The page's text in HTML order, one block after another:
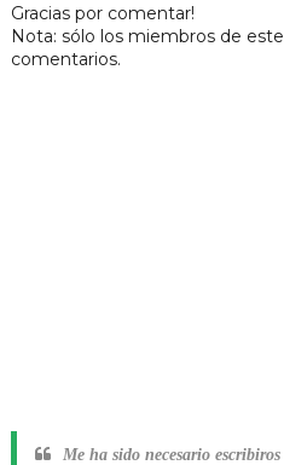
Gracias por comentar!
Nota: sólo los miembros de
comentarios.
Me ha sido necesario